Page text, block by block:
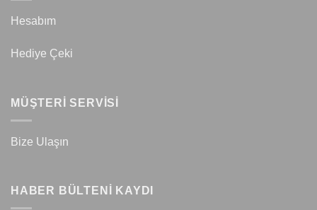
Hesabım
Hediye Çeki
MÜŞTERİ SERVİSİ
Bize Ulaşın
HABER BÜLTENİ KAYDI